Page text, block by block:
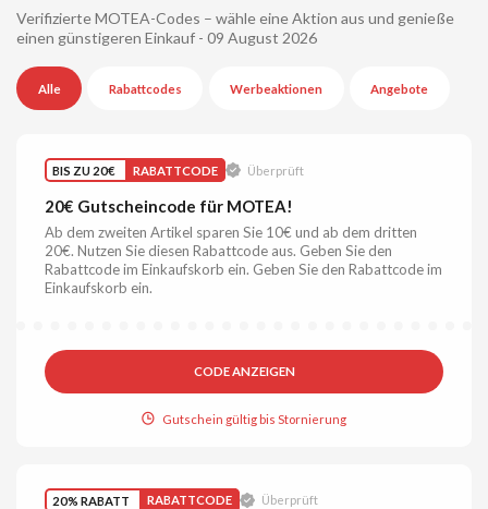
Verifizierte MOTEA-Codes – wähle eine Aktion aus und genieße
einen günstigeren Einkauf - 09 August 2026
Alle Rabattcodes Werbeaktionen Angebote
BIS ZU 20€ RABATTCODE Überprüft
20€ Gutscheincode für MOTEA!
Ab dem zweiten Artikel sparen Sie 10€ und ab dem dritten
20€. Nutzen Sie diesen Rabattcode aus. Geben Sie den
Rabattcode im Einkaufskorb ein. Geben Sie den Rabattcode im
Einkaufskorb ein.
CODE ANZEIGEN
Gutschein gültig bis Stornierung
20% RABATT RABATTCODE Überprüft